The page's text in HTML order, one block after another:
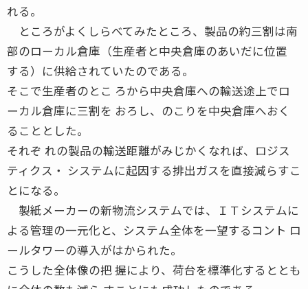
れる。
ところがよくしらべてみたところ、製品の約三割は南
部のローカル倉庫（生産者と中央倉庫のあいだに位置
する）に供給されていたのである。
そこで生産者のとこ ろから中央倉庫への輸送途上でロ
ーカル倉庫に三割を おろし、のこりを中央倉庫へおく
ることとした。
それぞ れの製品の輸送距離がみじかくなれば、ロジス
ティクス・ システムに起因する排出ガスを直接減らすこ
とになる。
製紙メーカーの新物流システムでは、ＩＴシステムに
よる管理の一元化と、システム全体を一望するコント ロ
ールタワーの導入がはかられた。
こうした全体像の把 握により、荷台を標準化するととも